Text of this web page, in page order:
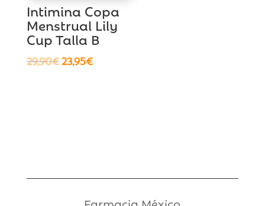
Intimina Copa
Menstrual Lily
Cup Talla B
29,90€El
23,95€El